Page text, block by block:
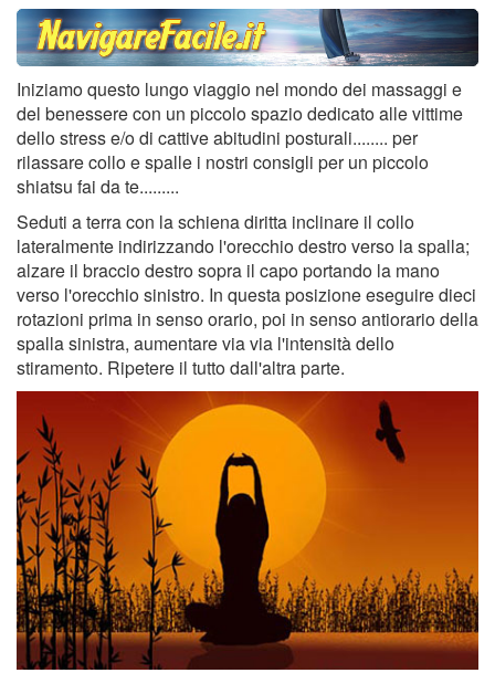
Iniziamo questo lungo viaggio nel mondo dei massaggi e
del benessere con un piccolo spazio dedicato alle vittime
dello stress e/o di cattive abitudini posturali........ per
rilassare collo e spalle i nostri consigli per un piccolo
shiatsu fai da te.........
Seduti a terra con la schiena diritta inclinare il collo
lateralmente indirizzando l'orecchio destro verso la spalla;
alzare il braccio destro sopra il capo portando la mano
verso l'orecchio sinistro. In questa posizione eseguire dieci
rotazioni prima in senso orario, poi in senso antiorario della
spalla sinistra, aumentare via via l'intensità dello
stiramento. Ripetere il tutto dall'altra parte.